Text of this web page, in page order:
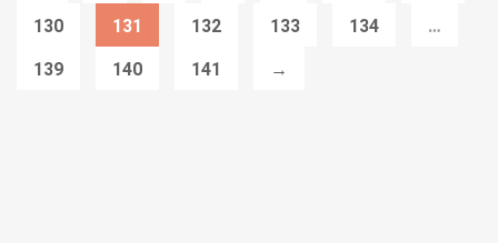
130 131 132 133 134 …
139 140 141 →